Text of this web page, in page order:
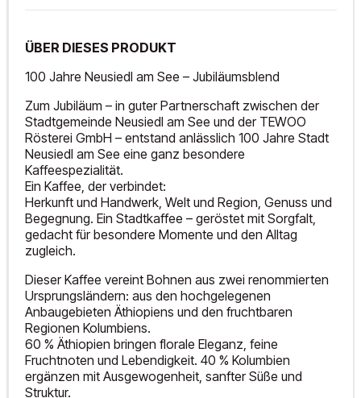
ÜBER DIESES PRODUKT
100 Jahre Neusiedl am See – Jubiläumsblend
Zum Jubiläum – in guter Partnerschaft zwischen der
Stadtgemeinde Neusiedl am See und der TEWOO
Rösterei GmbH – entstand anlässlich 100 Jahre Stadt
Neusiedl am See eine ganz besondere
Kaffeespezialität.
Ein Kaffee, der verbindet:
Herkunft und Handwerk, Welt und Region, Genuss und
Begegnung. Ein Stadtkaffee – geröstet mit Sorgfalt,
gedacht für besondere Momente und den Alltag
zugleich.
Dieser Kaffee vereint Bohnen aus zwei renommierten
Ursprungsländern: aus den hochgelegenen
Anbaugebieten Äthiopiens und den fruchtbaren
Regionen Kolumbiens.
60 % Äthiopien bringen florale Eleganz, feine
Fruchtnoten und Lebendigkeit. 40 % Kolumbien
ergänzen mit Ausgewogenheit, sanfter Süße und
Struktur.